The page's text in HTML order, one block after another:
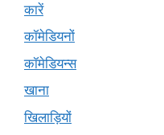
कारें
कॉमेडियनों
कॉमेडियन्स
खाना
खिलाड़ियों